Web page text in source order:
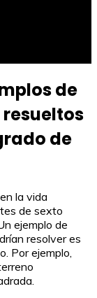
de
de
la vida
de sexto
ejemplo de
resolver es
Por ejemplo,